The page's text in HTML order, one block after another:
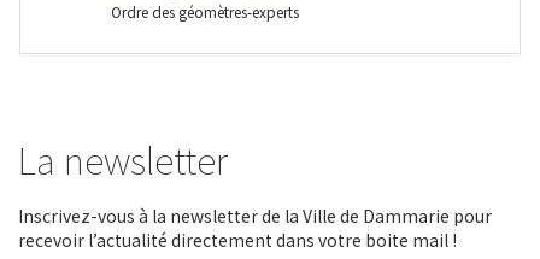
Ordre des géomètres-experts
La newsletter
Inscrivez-vous à la newsletter de la Ville de Dammarie pour
recevoir l’actualité directement dans votre boite mail !